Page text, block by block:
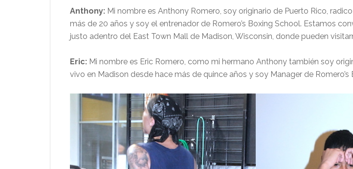
Anthony: Mi nombre es Anthony Romero, soy originario de Puerto Rico,
más de 20 años y soy el entrenador de Romero’s Boxing School. Estamos
justo adentro del East Town Mall de Madison, Wisconsin, donde pueden
Eric: Mi nombre es Eric Romero, como mi hermano Anthony también soy
vivo en Madison desde hace más de quince años y soy Manager de Romero’s